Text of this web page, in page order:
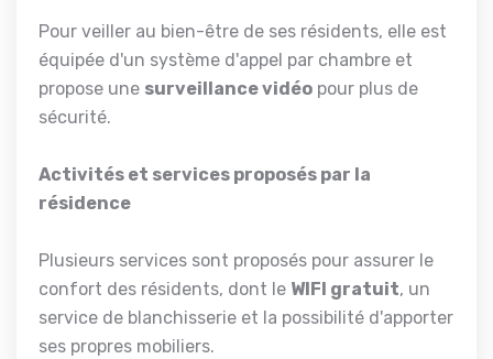
Pour veiller au bien-être de ses résidents, elle est
équipée d'un système d'appel par chambre et
propose une surveillance vidéo pour plus de
sécurité.
Activités et services proposés par la
résidence
Plusieurs services sont proposés pour assurer le
confort des résidents, dont le WIFI gratuit, un
service de blanchisserie et la possibilité d'apporter
ses propres mobiliers.